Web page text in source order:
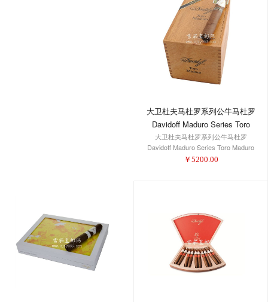
大卫杜夫马杜罗系列公牛马杜罗
Davidoff Maduro Series Toro
Maduro
大卫杜夫马杜罗系列公牛马杜罗
Davidoff Maduro Series Toro Maduro
￥ 5200.00